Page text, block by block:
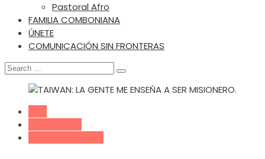
Pastoral Afro
FAMILIA COMBONIANA
ÚNETE
COMUNICACIÓN SIN FRONTERAS
Search